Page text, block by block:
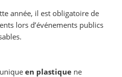
année, il est obligatoire de
lors d’événements publics
en plastique ne